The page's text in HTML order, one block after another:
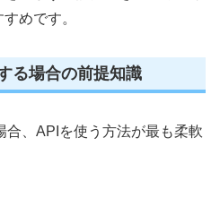
めです。
る場合の前提知識
合、APIを使う方法が最も柔軟